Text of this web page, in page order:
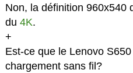
Non, la définition 960x540
du 4K.
+
Est-ce que le Lenovo
chargement sans fil?